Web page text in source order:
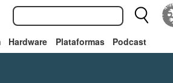
Hardware Plataformas Podcast